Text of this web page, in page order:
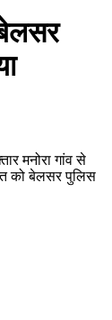
मनोरा गांव से
को बेलसर पुलिस